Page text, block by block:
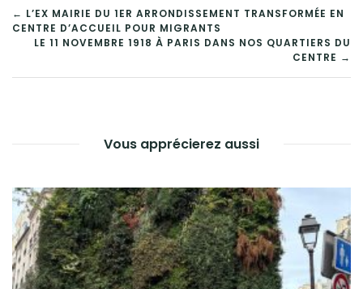
NAVIGATION
DE
L’ARTICLE
← L’EX MAIRIE DU 1ER ARRONDISSEMENT TRANSFORMÉE EN
CENTRE D’ACCUEIL POUR MIGRANTS
LE 11 NOVEMBRE 1918 À PARIS DANS NOS QUARTIERS DU
CENTRE →
Vous apprécierez aussi